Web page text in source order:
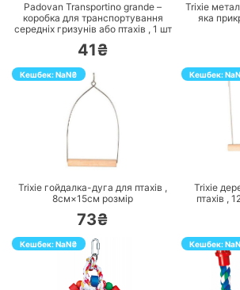
Padovan Transportino grande –
коробка для транспортування
середніх гризунів або птахів , 1 шт
41₴
Trixie
яка
Кешбек:NaN₴
ПЕРЕЙТИ
Trixie гойдалка-дуга для птахів ,
8см×15см розмір
73₴
Кешбек:NaN
Trixie
птахів ,
Кешбек:NaN₴ Кешбек:NaN